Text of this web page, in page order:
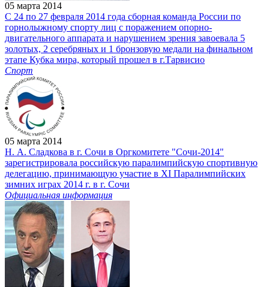
05 марта 2014
C 24 по 27 февраля 2014 года cборная команда России по
горнолыжному спорту лиц с поражением опорно-
двигательного аппарата и нарушением зрения завоевала 5
золотых, 2 серебряных и 1 бронзовую медали на финальном
этапе Кубка мира, который прошел в г.Тарвисио
Спорт
05 марта 2014
Н. А. Сладкова в г. Сочи в Оргкомитете "Сочи-2014"
зарегистрировала российскую паралимпийскую спортивную
делегацию, принимающую участие в XI Паралимпийских
зимних играх 2014 г. в г. Сочи
Официальная информация